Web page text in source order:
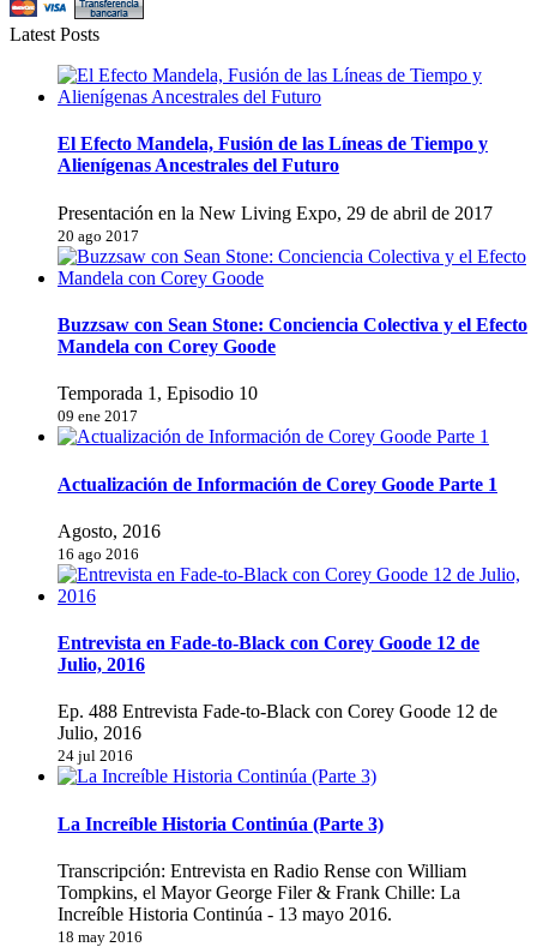
Latest Posts
El Efecto Mandela, Fusión de las Líneas de Tiempo y
Alienígenas Ancestrales del Futuro
Presentación en la New Living Expo, 29 de abril de 2017
20 ago 2017
Buzzsaw con Sean Stone: Conciencia Colectiva y el Efecto
Mandela con Corey Goode
Temporada 1, Episodio 10
09 ene 2017
Actualización de Información de Corey Goode Parte 1
Agosto, 2016
16 ago 2016
Entrevista en Fade-to-Black con Corey Goode 12 de
Julio, 2016
Ep. 488 Entrevista Fade-to-Black con Corey Goode 12 de
Julio, 2016
24 jul 2016
La Increíble Historia Continúa (Parte 3)
Transcripción: Entrevista en Radio Rense con William
Tompkins, el Mayor George Filer & Frank Chille: La
Increíble Historia Continúa - 13 mayo 2016.
18 may 2016